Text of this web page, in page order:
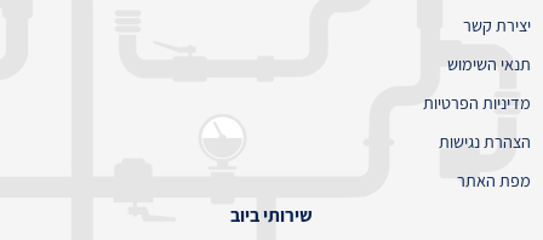
יצירת קשר
תנאי השימוש
מדיניות הפרטיות
הצהרת נגישות
מפת האתר
שירותי ביוב